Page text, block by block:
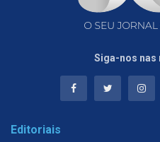
Siga-nos nas
Editoriais